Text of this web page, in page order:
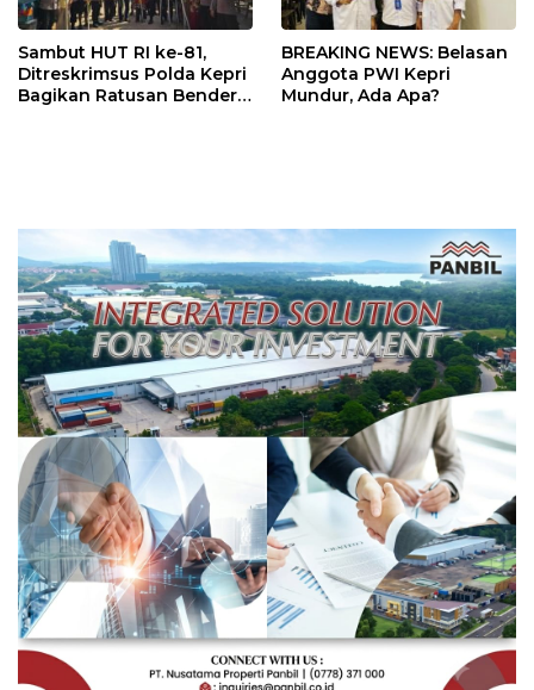
Sambut HUT RI ke-81,
Ditreskrimsus Polda Kepri
Bagikan Ratusan Bendera
BREAKING NEWS: Belasan
Anggota PWI Kepri
Mundur, Ada Apa?